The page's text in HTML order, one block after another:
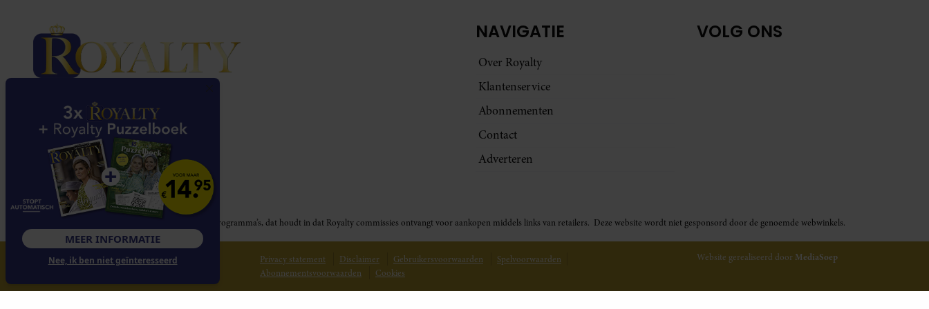
NAVIGATIE
Over Royalty
Klantenservice
Abonnementen
Contact
Adverteren
VOLG ONS
Royalty participeert in diverse affiliate marketing programma’s, dat houdt in dat Royalty commissies ontvangt voor aankopen middels links van retailers. Deze website wordt niet gesponsord door de genoemde webwinkels.
© 2026 Royalty Online Privacy statement Disclaimer Gebruikersvoorwaarden
Spelvoorwaarden
Abonnementsvoorwaarden
Cookies
Website gerealiseerd door MediaSoep
MEER INFORMATIE
Nee, ik ben niet geïnteresseerd